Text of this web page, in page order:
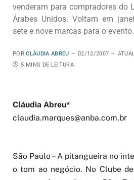
venderam para compradores do
Árabes Unidos. Voltam em
sete e nove marcas para o evento.
POR CLÁUDIA ABREU 02/12/2007
Cláudia Abreu*
claudia.marques@anba.com.br
São Paulo – A pitangueira no
o tom ao negócio. No Clube